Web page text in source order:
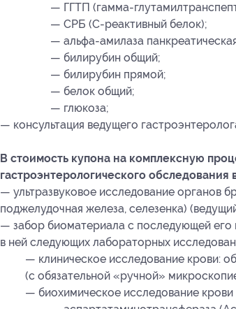
— ГГТП (гамма-
— СРБ (С-реактивный белок);
— альфа-амилаза
— билирубин общий;
— билирубин прямой;
— белок общий;
— глюкоза;
— консультация ведущего
В стоимость купона на комплексную
гастроэнтерологического
— ультразвуковое исследование органов
поджелудочная железа, селезенка)
— забор биоматериала с последующей его
в ней следующих лабораторных
— клиническое исследование крови:
(с обязательной «ручной»
— биохимическое исследование крови